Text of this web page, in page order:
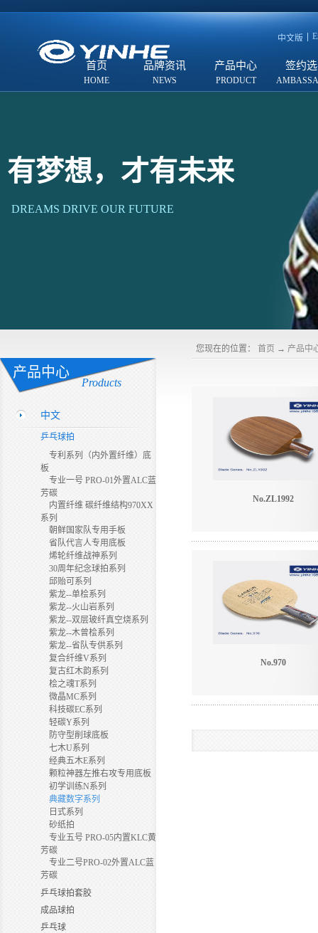
中文版
首页 品牌资讯 产品中心 签约
有梦想，才有未来
DREAMS DRIVE OUR FUTURE
产品中心
Products
中文
乒乓球拍
专利系列（内外置纤维）底
板
专业一号 PRO-01外置ALC蓝
芳碳
内置纤维 碳纤维结构970XX
系列
朝鲜国家队专用手板
省队代言人专用底板
烯轮纤维战神系列
30周年纪念球拍系列
邱贻可系列
紫龙--单桧系列
紫龙--火山岩系列
紫龙--双层玻纤真空烧系列
紫龙--木曾桧系列
紫龙--省队专供系列
复合纤维V系列
复古红木韵系列
桧之魂T系列
微晶MC系列
科技碳EC系列
轻碳Y系列
防守型削球底板
七木U系列
经典五木E系列
颗粒神器左推右攻专用底板
初学训练N系列
典藏数字系列
日式系列
砂纸拍
专业五号 PRO-05内置KLC黄
芳碳
专业二号PRO-02外置ALC蓝
芳碳
乒乓球拍套胶
成品球拍
乒乓球
您现在的位置： 首页 → 产品中
No.ZL1992
No.970